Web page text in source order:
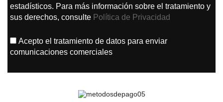
estadísticos. Para más información sobre el tratamiento y
sus derechos, consulte Política de Privacidad
Acepto el tratamiento de datos para enviar
comunicaciones comerciales